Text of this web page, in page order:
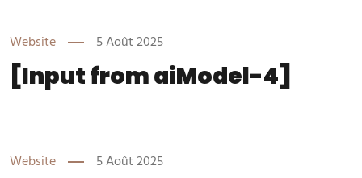
Website 5 Août 2025
[Input from aiModel-4]
Website 5 Août 2025